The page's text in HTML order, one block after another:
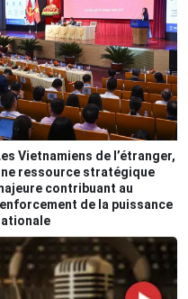
Vietnamiens de l’étranger,
ressource stratégique
contribuant au
de la puissance